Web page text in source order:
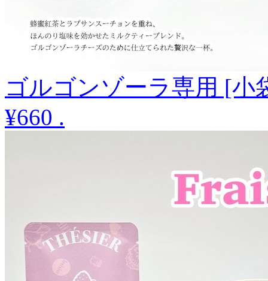
ゴルゴンゾーラ専用 [小
¥660 .